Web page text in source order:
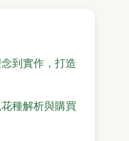
到實作，打造
種解析與購買